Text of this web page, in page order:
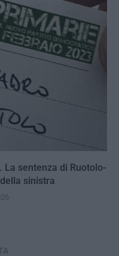
La sentenza di Ruotolo-
sinistra